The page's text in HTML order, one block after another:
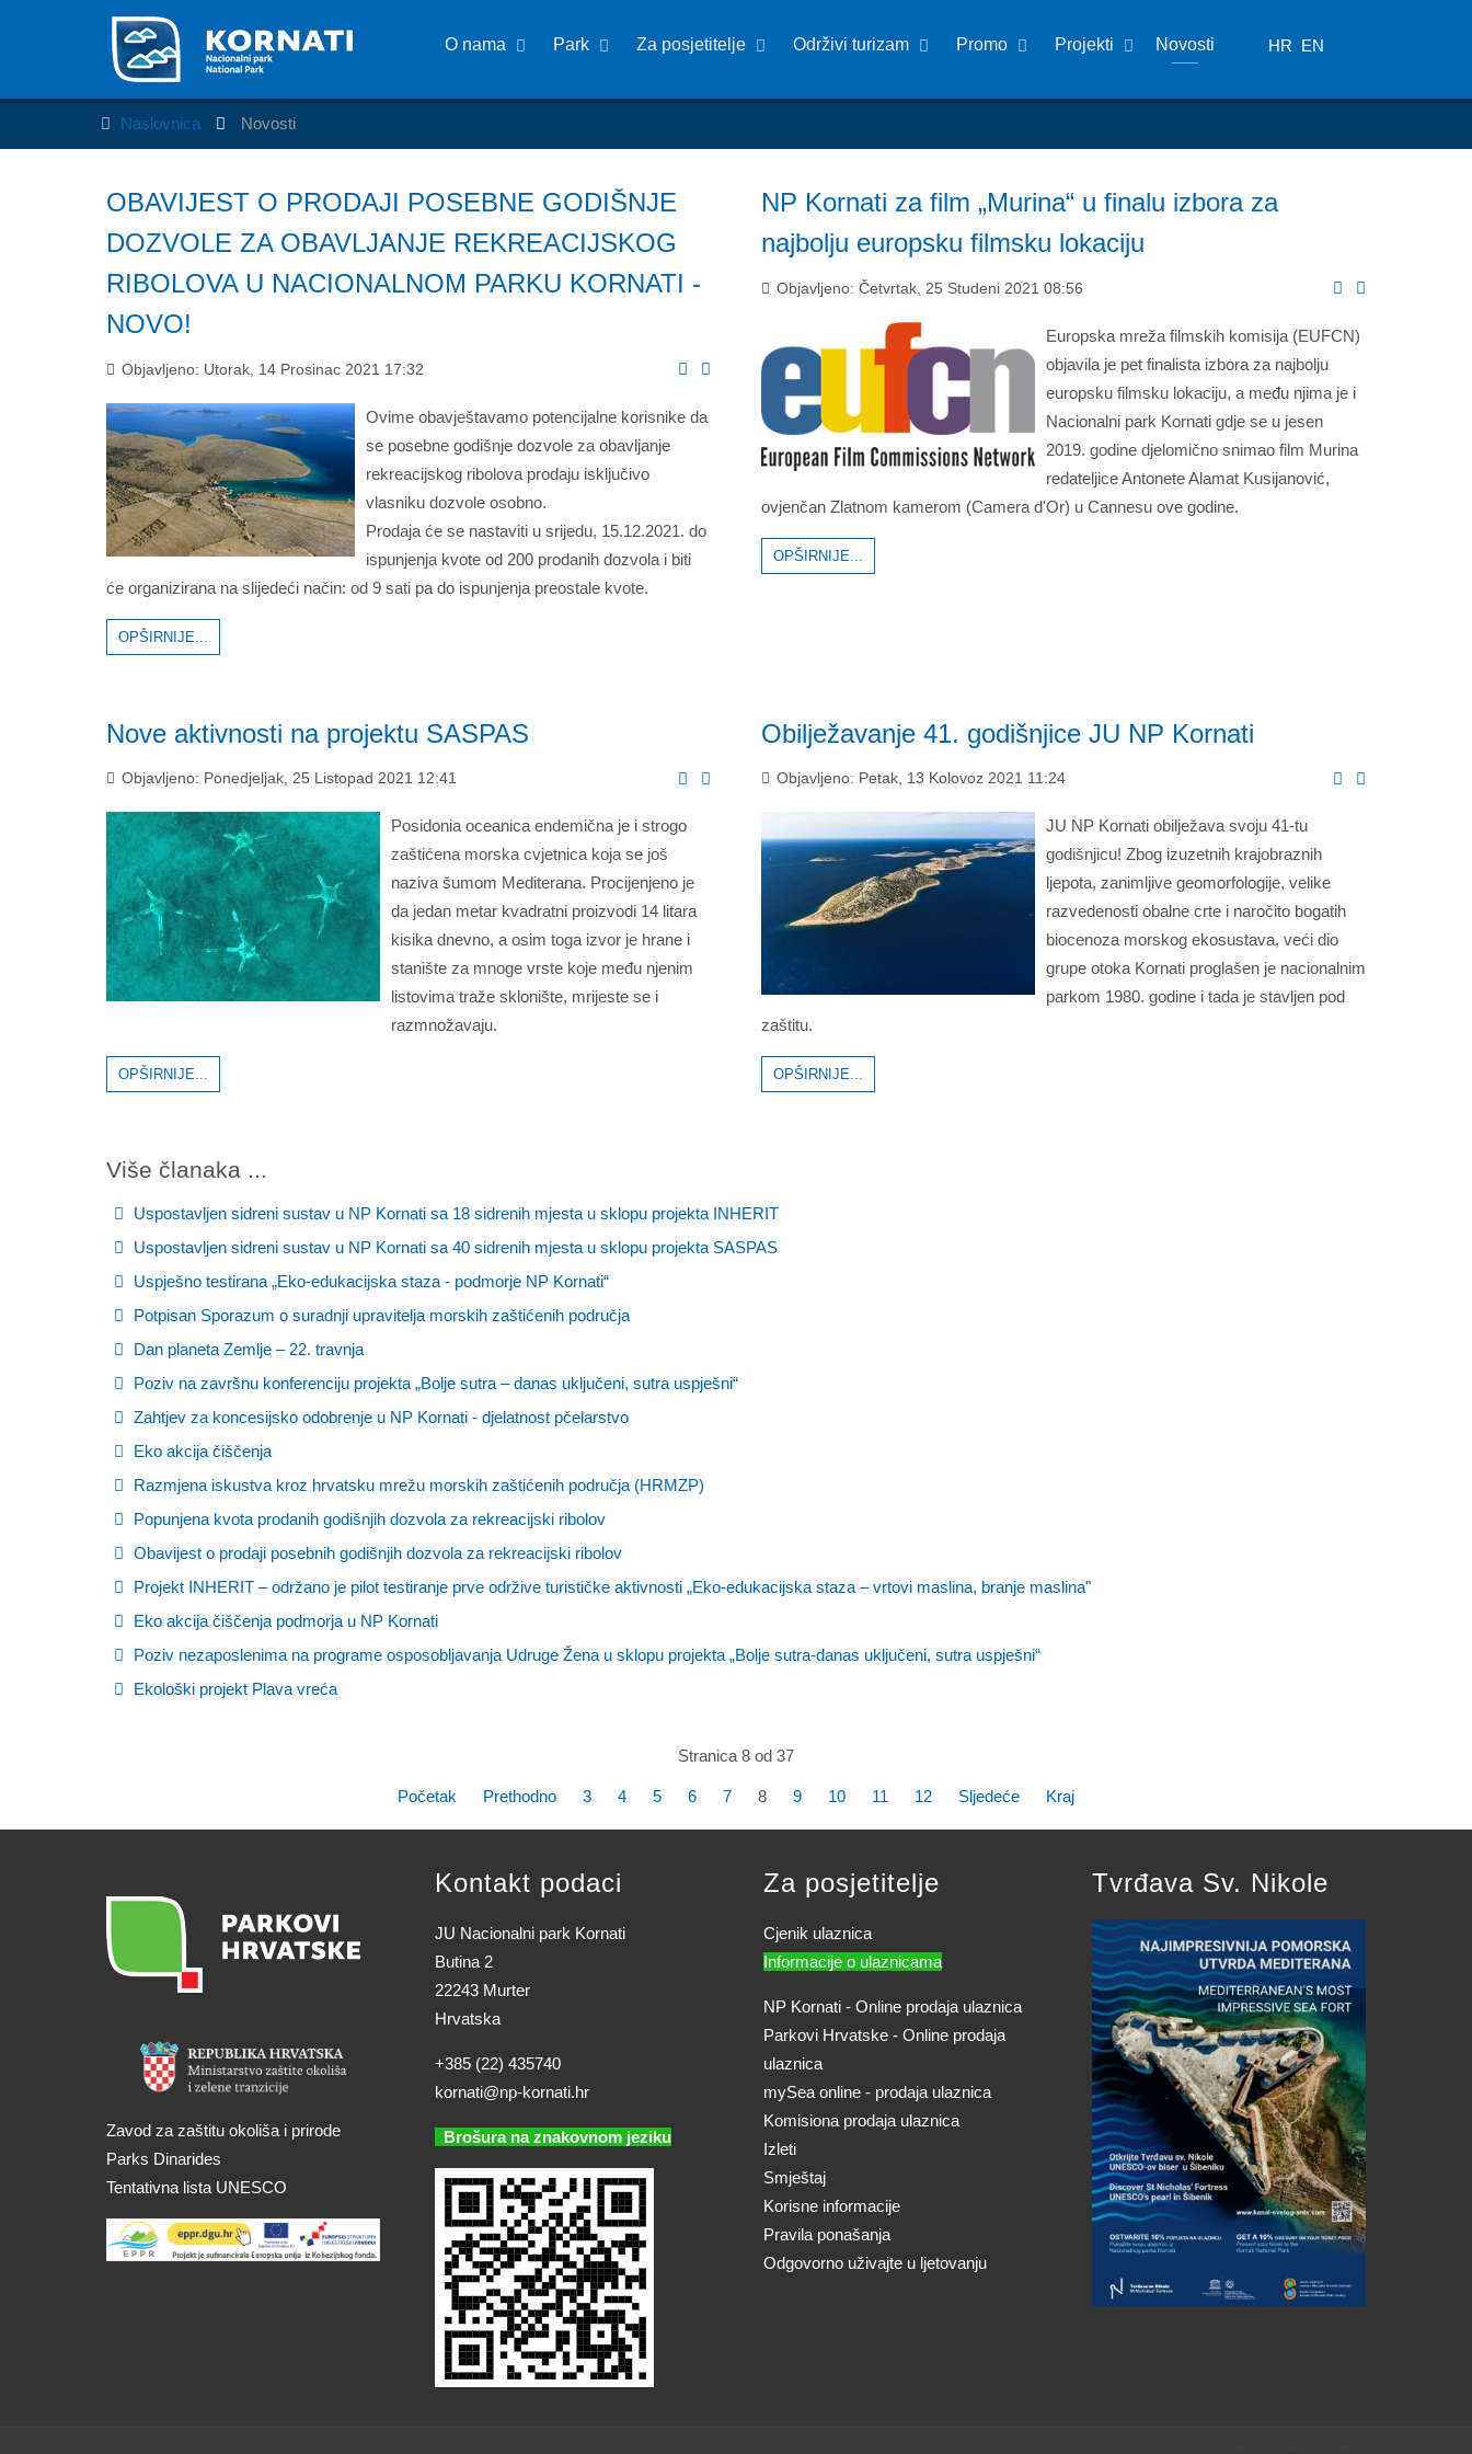
O nama Park Za posjetitelje Održivi turizam Promo Projekti Novosti HR EN
Naslovnica Novosti
OBAVIJEST O PRODAJI POSEBNE GODIŠNJE
DOZVOLE ZA OBAVLJANJE REKREACIJSKOG
RIBOLOVA U NACIONALNOM PARKU KORNATI -
NOVO!
Objavljeno: Utorak, 14 Prosinac 2021 17:32
Ovime obavještavamo potencijalne korisnike da
se posebne godišnje dozvole za obavljanje
rekreacijskog ribolova prodaju isključivo
vlasniku dozvole osobno.
Prodaja će se nastaviti u srijedu, 15.12.2021. do
ispunjenja kvote od 200 prodanih dozvola i biti
će organizirana na slijedeći način: od 9 sati pa do ispunjenja preostale kvote.
OPŠIRNIJE...
NP Kornati za film „Murina“ u finalu izbora za
najbolju europsku filmsku lokaciju
Objavljeno: Četvrtak, 25 Studeni 2021 08:56
Europska mreža filmskih komisija (EUFCN)
objavila je pet finalista izbora za najbolju
europsku filmsku lokaciju, a među njima je i
Nacionalni park Kornati gdje se u jesen
2019. godine djelomično snimao film Murina
redateljice Antonete Alamat Kusijanović,
ovjenčan Zlatnom kamerom (Camera d'Or) u Cannesu ove godine.
OPŠIRNIJE...
Nove aktivnosti na projektu SASPAS
Objavljeno: Ponedjeljak, 25 Listopad 2021 12:41
Posidonia oceanica endemična je i strogo
zaštićena morska cvjetnica koja se još
naziva šumom Mediterana. Procijenjeno je
da jedan metar kvadratni proizvodi 14 litara
kisika dnevno, a osim toga izvor je hrane i
stanište za mnoge vrste koje među njenim
listovima traže sklonište, mrijeste se i
razmnožavaju.
OPŠIRNIJE...
Obilježavanje 41. godišnjice JU NP Kornati
Objavljeno: Petak, 13 Kolovoz 2021 11:24
JU NP Kornati obilježava svoju 41-tu
godišnjicu! Zbog izuzetnih krajobraznih
ljepota, zanimljive geomorfologije, velike
razvedenosti obalne crte i naročito bogatih
biocenoza morskog ekosustava, veći dio
grupe otoka Kornati proglašen je nacionalnim
parkom 1980. godine i tada je stavljen pod
zaštitu.
OPŠIRNIJE...
Više članaka ...
Uspostavljen sidreni sustav u NP Kornati sa 18 sidrenih mjesta u sklopu projekta INHERIT
Uspostavljen sidreni sustav u NP Kornati sa 40 sidrenih mjesta u sklopu projekta SASPAS
Uspješno testirana „Eko-edukacijska staza - podmorje NP Kornati“
Potpisan Sporazum o suradnji upravitelja morskih zaštićenih područja
Dan planeta Zemlje – 22. travnja
Poziv na završnu konferenciju projekta „Bolje sutra – danas uključeni, sutra uspješni“
Zahtjev za koncesijsko odobrenje u NP Kornati - djelatnost pčelarstvo
Eko akcija čiščenja
Razmjena iskustva kroz hrvatsku mrežu morskih zaštićenih područja (HRMZP)
Popunjena kvota prodanih godišnjih dozvola za rekreacijski ribolov
Obavijest o prodaji posebnih godišnjih dozvola za rekreacijski ribolov
Projekt INHERIT – održano je pilot testiranje prve održive turističke aktivnosti „Eko-edukacijska staza – vrtovi maslina, branje maslina"
Eko akcija čiščenja podmorja u NP Kornati
Poziv nezaposlenima na programe osposobljavanja Udruge Žena u sklopu projekta „Bolje sutra-danas uključeni, sutra uspješni“
Ekološki projekt Plava vreća
Stranica 8 od 37
Početak Prethodno 3 4 5 6 7 8 9 10 11 12 Sljedeće Kraj
Zavod za zaštitu okoliša i prirode
Parks Dinarides
Tentativna lista UNESCO
Kontakt podaci
JU Nacionalni park Kornati
Butina 2
22243 Murter
Hrvatska
+385 (22) 435740
kornati@np-kornati.hr
Brošura na znakovnom jeziku
Za posjetitelje
Cjenik ulaznica
Informacije o ulaznicama
NP Kornati - Online prodaja ulaznica
Parkovi Hrvatske - Online prodaja
ulaznica
mySea online - prodaja ulaznica
Komisiona prodaja ulaznica
Izleti
Smještaj
Korisne informacije
Pravila ponašanja
Odgovorno uživajte u ljetovanju
Tvrđava Sv. Nikole